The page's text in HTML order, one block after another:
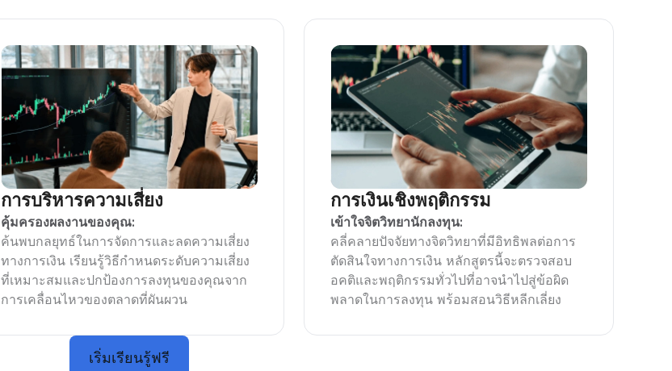
การบริหารความเสี่ยง
คุ้มครองผลงานของคุณ:
ค้นพบกลยุทธ์ในการจัดการและลดความเสี่ยง
ทางการเงิน เรียนรู้วิธีกำหนดระดับความเสี่ยง
ที่เหมาะสมและปกป้องการลงทุนของคุณจาก
การเคลื่อนไหวของตลาดที่ผันผวน
การเงินเชิงพฤติกรรม
เข้าใจจิตวิทยานักลงทุน:
คลี่คลายปัจจัยทางจิตวิทยาที่มีอิทธิพลต่อการ
ตัดสินใจทางการเงิน หลักสูตรนี้จะตรวจสอบ
อคติและพฤติกรรมทั่วไปที่อาจนำไปสู่ข้อผิด
พลาดในการลงทุน พร้อมสอนวิธีหลีกเลี่ยง
เริ่มเรียนรู้ฟรี